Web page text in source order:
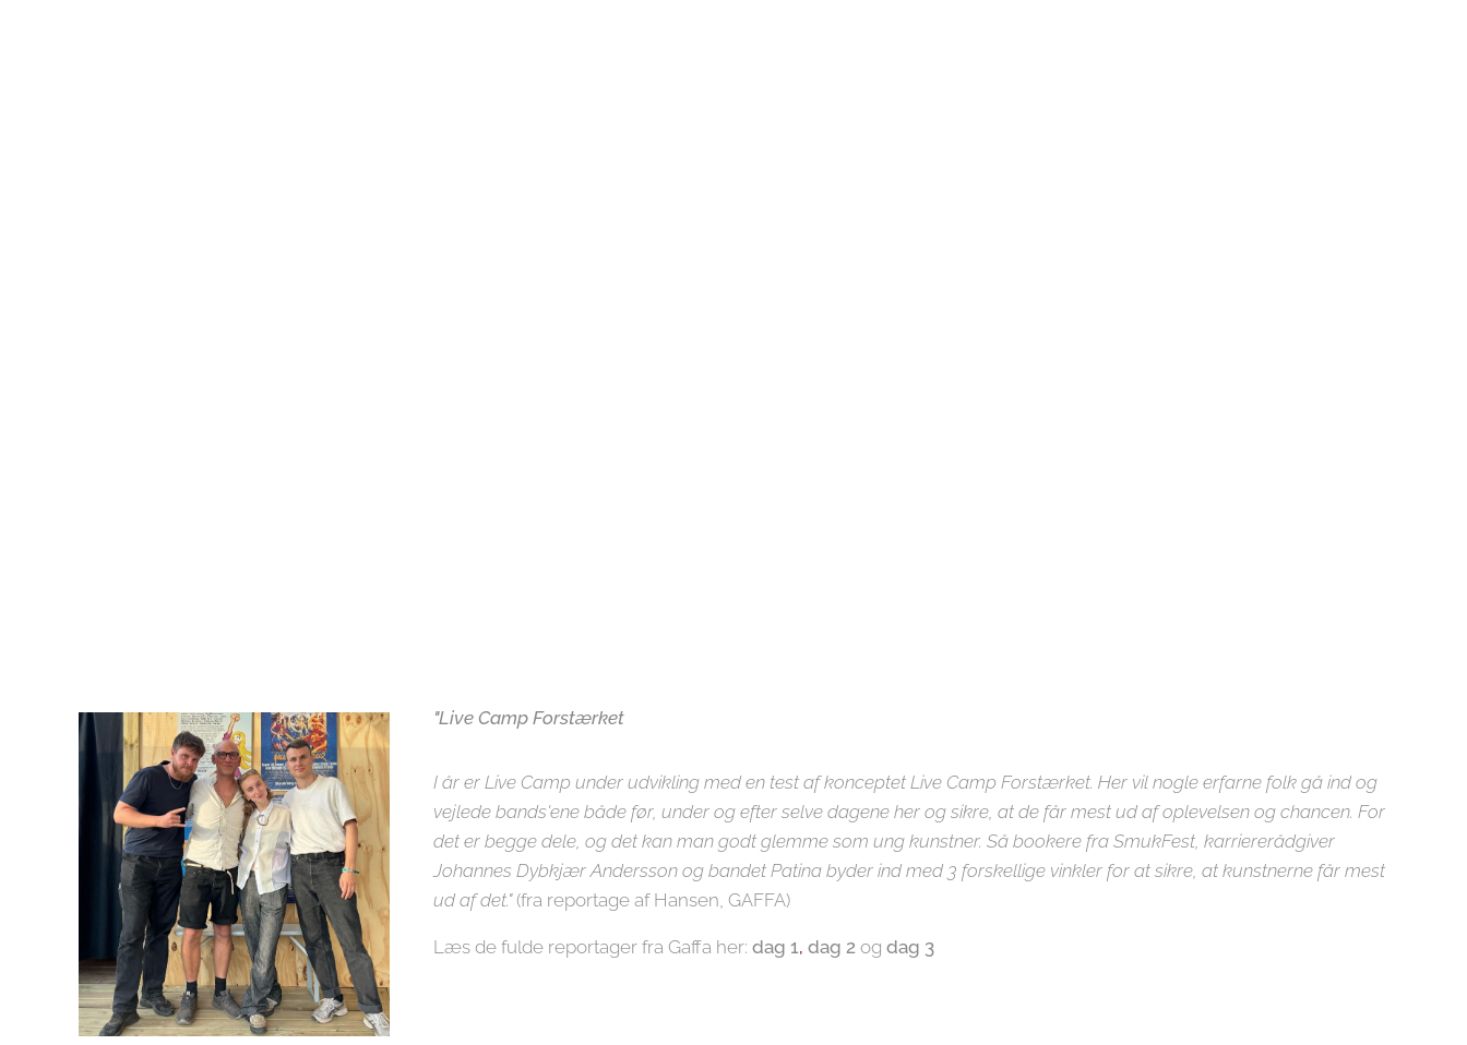
"Live Camp Forstærket
I år er Live Camp under udvikling med en test af konceptet Live Camp Forstærket. Her vil nogle erfarne folk gå ind og
vejlede bands'ene både før, under og efter selve dagene her og sikre, at de får mest ud af oplevelsen og chancen. For
det er begge dele, og det kan man godt glemme som ung kunstner. Så bookere fra SmukFest, karriererådgiver
Johannes Dybkjær Andersson og bandet Patina byder ind med 3 forskellige vinkler for at sikre, at kunstnerne får mest
ud af det."(fra reportage af Hansen, GAFFA)
Læs de fulde reportager fra Gaffa her:dag 1,dag 2ogdag 3